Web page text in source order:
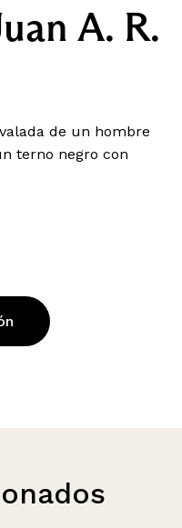
A. R.
de un hombre
terno negro con